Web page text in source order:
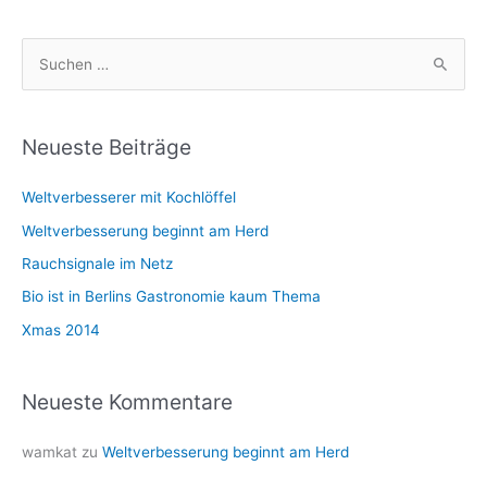
h
n
n
a
Neueste Beiträge
Weltverbesserer mit Kochlöffel
Weltverbesserung beginnt am Herd
Rauchsignale im Netz
Bio ist in Berlins Gastronomie kaum Thema
Xmas 2014
Neueste Kommentare
wamkat zu Weltverbesserung beginnt am Herd